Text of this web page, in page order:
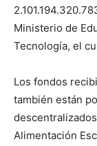
Ministerio de
Tecnología, el
Los fondos
también están
Alimentación